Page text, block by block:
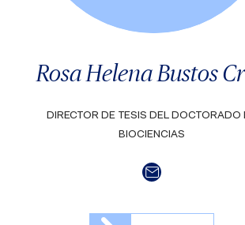
Rosa Helena Bustos
DIRECTOR DE TESIS DEL DOCTORADO
BIOCIENCIAS